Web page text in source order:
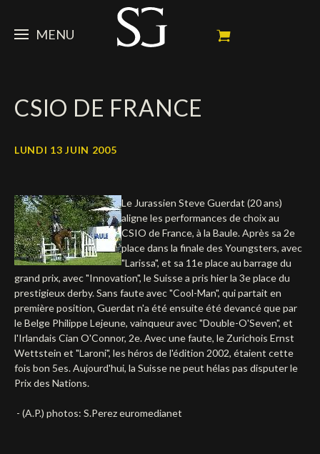
MENU
Portrait
ACTUALITÉ
Calendrier
Prochains concours
Résultats
Galeries photos
Vidéos
Contacts médias
CHEVAUX
En souvenir de
Etalon reproducteur
Propriétaires
Sponsors officiels
Partenaires officiels
FAN ZONE
Autographes
Social Newsroom
SHOP
Français
English
Deutsch
CSIO DE FRANCE
LUNDI 13 JUIN 2005
Le Jurassien Steve Guerdat (20 ans)
aligne les performances de choix au
CSIO de France, à la Baule. Après sa 2e
place dans la finale des Youngsters, avec
"Larissa", et sa 11e place au barrage du
grand prix, avec "Innovation", le Suisse a pris hier la 3e place du
prestigieux derby. Sans faute avec "Cool-Man", qui partait en
première position, Guerdat n'a été ensuite été devancé que par
le Belge Philippe Lejeune, vainqueur avec "Double-O'Seven", et
l'Irlandais Cian O'Connor, 2e. Avec une faute, le Zurichois Ernst
Wettstein et "Laroni", les héros de l'édition 2002, étaient cette
fois bon 5es. Aujourd'hui, la Suisse ne peut hélas pas disputer le
Prix des Nations.
- (A.P.) photos: S.Perez euromedianet